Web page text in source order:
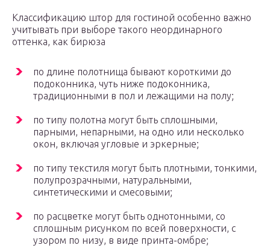
Классификацию штор для гостиной особенно важно
учитывать при выборе такого неординарного
оттенка, как бирюза
по длине полотнища бывают короткими до
подоконника, чуть ниже подоконника,
традиционными в пол и лежащими на полу;
по типу полотна могут быть сплошными,
парными, непарными, на одно или несколько
окон, включая угловые и эркерные;
по типу текстиля могут быть плотными, тонкими,
полупрозрачными, натуральными,
синтетическими и смесовыми;
по расцветке могут быть однотонными, со
сплошным рисунком по всей поверхности, с
узором по низу, в виде принта-омбре;